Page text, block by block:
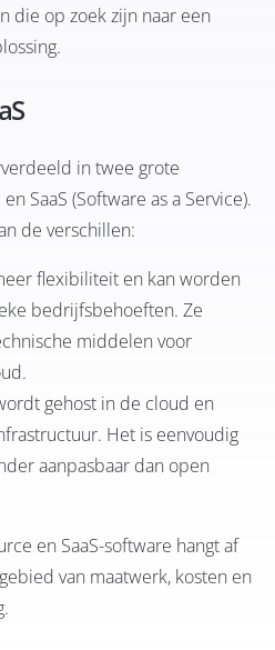
die op zoek zijn naar een
in twee grote
SaaS (Software as a Service).
de verschillen:
flexibiliteit en kan worden
bedrijfsbehoeften. Ze
middelen voor
gehost in de cloud en
Het is eenvoudig
aanpasbaar dan open
en SaaS-software hangt af
van maatwerk, kosten en